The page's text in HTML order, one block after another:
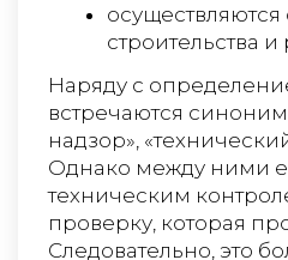
строительства
Наряду с
встречаются
надзор»,
Однако между ними
техническим
проверку, которая
Следовательно, это